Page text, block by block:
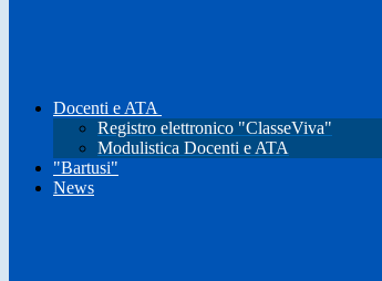
Docenti e ATA
Registro elettronico "ClasseViva"
Modulistica Docenti e ATA
"Bartusi"
News